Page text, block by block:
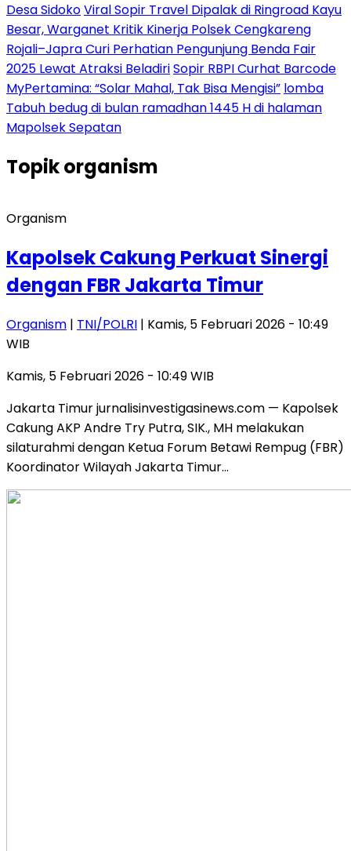
Desa SidokoViral Sopir Travel Dipalak di Ringroad Kayu
Besar, Warganet Kritik Kinerja Polsek Cengkareng
Rojali–Japra Curi Perhatian Pengunjung Benda Fair
2025 Lewat Atraksi BeladiriSopir RBPI Curhat Barcode
MyPertamina: “Solar Mahal, Tak Bisa Mengisi” lomba
Tabuh bedug di bulan ramadhan 1445 H di halaman
Mapolsek Sepatan
Topikorganism
Organism
Kapolsek Cakung Perkuat Sinergi
dengan FBR Jakarta Timur
Organism | TNI/POLRI | Kamis, 5 Februari 2026 - 10:49
WIB
Kamis, 5 Februari 2026 - 10:49 WIB
Jakarta Timur jurnalisinvestigasinews.com — Kapolsek
Cakung AKP Andre Try Putra, SIK., MH melakukan
silaturahmi dengan Ketua Forum Betawi Rempug (FBR)
Koordinator Wilayah Jakarta Timur…